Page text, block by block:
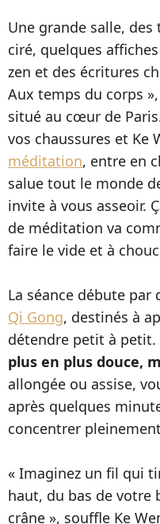
Une grande salle,
ciré, quelques
zen et des écritures
Aux temps du corps
situé au cœur de
vos chaussures et Ke
méditation, entre en
salue tout le monde
invite à vous asseoir.
de méditation va
faire le vide et à
La séance débute
Qi Gong, destinés à
détendre petit à petit.
plus en plus douce,
allongée ou assise,
après quelques
concentrer
« Imaginez un fil qui
haut, du bas de votre
crâne », souffle Ke